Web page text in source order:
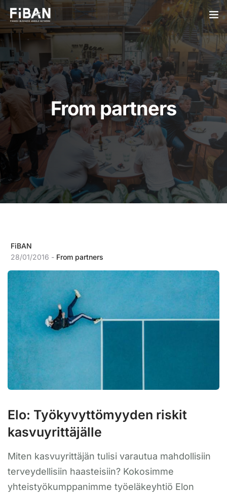
BUSINESS ANGELS
STARTUPS
PARTNERS
SOCIETY
ABOUT US
LOGIN
From partners
FiBAN
28/01/2016 - From partners
Elo: Työkyvyttömyyden riskit
kasvuyrittäjälle
Miten kasvuyrittäjän tulisi varautua mahdollisiin
terveydellisiin haasteisiin? Kokosimme
yhteistyökumppanimme työeläkeyhtiö Elon